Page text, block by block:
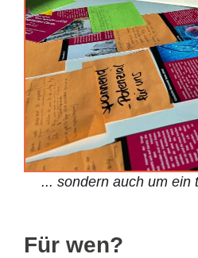
... sondern auch um ein
Für wen?